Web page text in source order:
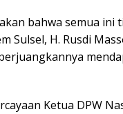
bahwa semua ini
Sulsel, H. Rusdi
Ketua DPW